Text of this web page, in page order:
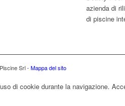
azienda di
di piscine
Srl - Mappa del sito
di cookie durante la navigazione.